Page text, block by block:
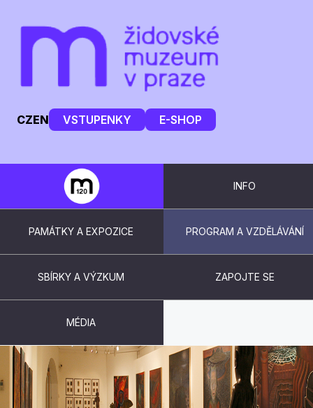
CZEN VSTUPENKY E-SHOP
INFO
PAMÁTKY A EXPOZICE PROGRAM A VZDĚLÁVÁNÍ
SBÍRKY A VÝZKUM ZAPOJTE SE
MÉDIA